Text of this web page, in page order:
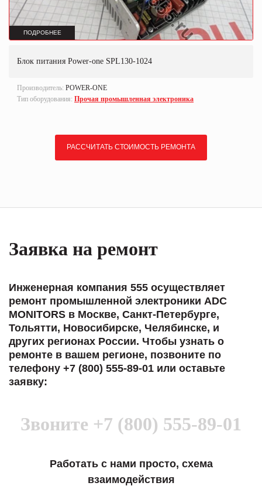
ПОДРОБНЕЕ
Блок питания Power-one SPL130-1024
Производитель: POWER-ONE
Тип оборудования: Прочая промышленная электроника
РАССЧИТАТЬ СТОИМОСТЬ РЕМОНТА
Заявка на ремонт
Инженерная компания 555 осуществляет
ремонт промышленной электроники ADC
MONITORS в Москве, Санкт-Петербурге,
Тольятти, Новосибирске, Челябинске, и
других регионах России. Чтобы узнать о
ремонте в вашем регионе, позвоните по
телефону +7 (800) 555-89-01 или оставьте
заявку:
Звоните +7 (800) 555-89-01
Работать с нами просто, схема
взаимодействия